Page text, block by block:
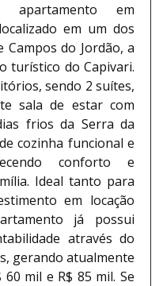
apartamento em
em um dos
do Jordão, a
turístico do Capivari.
sendo 2 suítes,
sala de estar com
frios da Serra da
cozinha funcional e
conforto e
Ideal tanto para
em locação
já possui
através do
gerando atualmente
mil e R$ 85 mil. Se